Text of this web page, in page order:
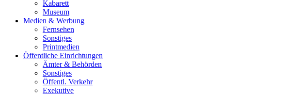
Kabarett
Museum
Medien & Werbung
Fernsehen
Sonstiges
Printmedien
Öffentliche Einrichtungen
Ämter & Behörden
Sonstiges
Öffentl. Verkehr
Exekutive